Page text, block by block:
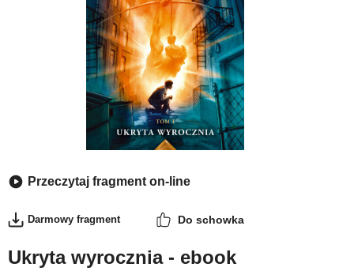
Przeczytaj fragment on-line
Darmowy fragment Do schowka
Ukryta wyrocznia - ebook